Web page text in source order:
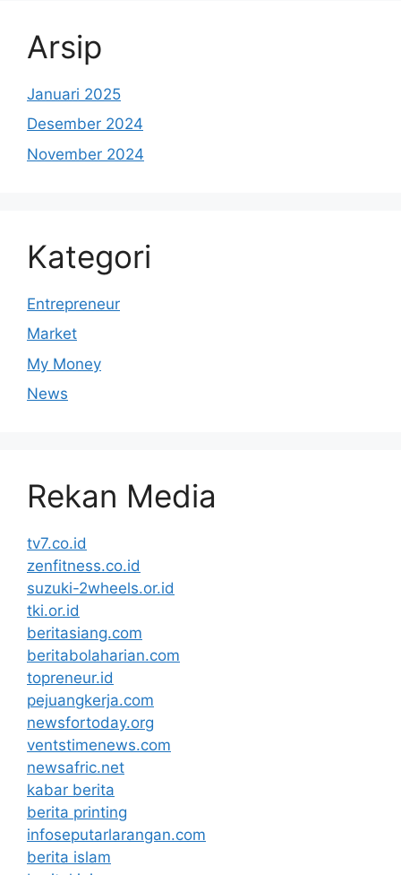
Arsip
Januari 2025
Desember 2024
November 2024
Kategori
Entrepreneur
Market
My Money
News
Rekan Media
tv7.co.id
zenfitness.co.id
suzuki-2wheels.or.id
tki.or.id
beritasiang.com
beritabolaharian.com
topreneur.id
pejuangkerja.com
newsfortoday.org
ventstimenews.com
newsafric.net
kabar berita
berita printing
infoseputarlarangan.com
berita islam